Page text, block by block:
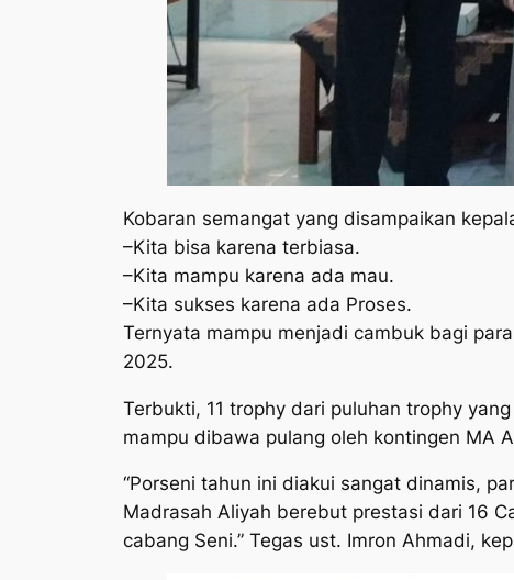
Kobaran semangat yang disampaikan
–Kita bisa karena terbiasa.
–Kita mampu karena ada mau.
–Kita sukses karena ada Proses.
Ternyata mampu menjadi cambuk bagi
2025.
Terbukti, 11 trophy dari puluhan trophy
mampu dibawa pulang oleh kontingen MA
“Porseni tahun ini diakui sangat dinamis,
Madrasah Aliyah berebut prestasi dari 16
cabang Seni.” Tegas ust. Imron Ahmadi,